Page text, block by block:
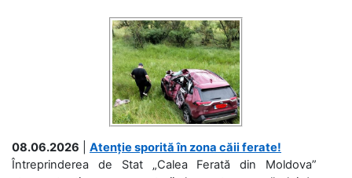
08.06.2026
Atenție sporită în zona căii ferate!
Întreprinderea de Stat „Calea Ferată din Moldova”